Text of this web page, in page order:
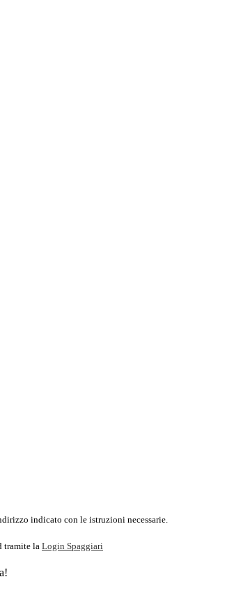
indicato con le istruzioni necessarie.
tramite la Login Spaggiari